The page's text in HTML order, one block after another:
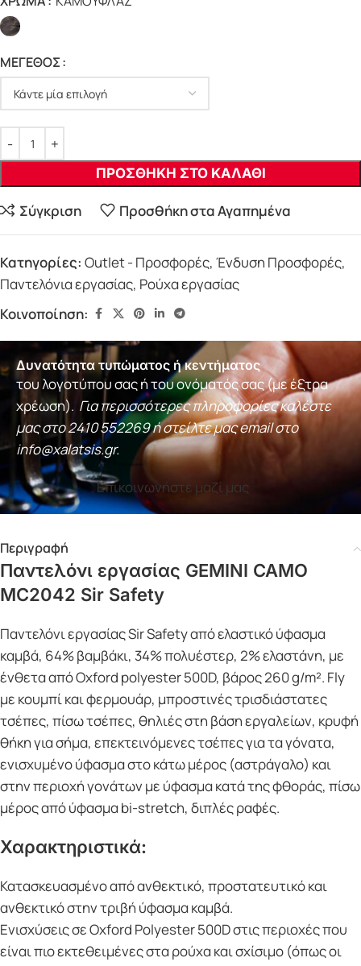
ΜΕΓΕΘΟΣ
ΠΡΟΣΘΗΚΗ ΣΤΟ ΚΑΛΑΘΙ
Σύγκριση Προσθήκη στα Αγαπημένα
Κατηγορίες: Outlet - Προσφορές, Ένδυση Προσφορές,
Παντελόνια εργασίας, Ρούχα εργασίας
Κοινοποίηση:
Δυνατότητα τυπώματος ή κεντήματος
του λογοτύπου σας ή του ονόματός σας (με έξτρα
χρέωση). Για περισσότερες πληροφορίες καλέστε
μας στο2410 552269ή στείλτε μας email στο
info@xalatsis.gr.
Επικοινωνήστε μαζί μας
Περιγραφή
Παντελόνι εργασίας GEMINI CAMO
MC2042 Sir Safety
Παντελόνι εργασίας Sir Safety από ελαστικό ύφασμα
καμβά, 64% βαμβάκι, 34% πολυέστερ, 2% ελαστάνη, με
ένθετα από Oxford polyester 500D, βάρος 260 g/m². Fly
με κουμπί και φερμουάρ, μπροστινές τρισδιάστατες
τσέπες, πίσω τσέπες, θηλιές στη βάση εργαλείων, κρυφή
θήκη για σήμα, επεκτεινόμενες τσέπες για τα γόνατα,
ενισχυμένο ύφασμα στο κάτω μέρος (αστράγαλο) και
στην περιοχή γονάτων με ύφασμα κατά της φθοράς, πίσω
μέρος από ύφασμα bi-stretch, διπλές ραφές.
Χαρακτηριστικά:
Κατασκευασμένο από ανθεκτικό, προστατευτικό και
ανθεκτικό στην τριβή ύφασμα καμβά.
Ενισχύσεις σε Oxford Polyester 500D στις περιοχές που
είναι πιο εκτεθειμένες στα ρούχα και σχίσιμο (όπως οι